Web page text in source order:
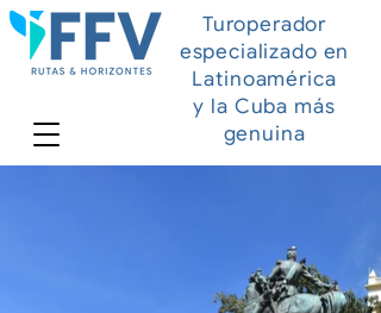
Turoperador
especializado en
Latinoamérica
y la Cuba más
genuina